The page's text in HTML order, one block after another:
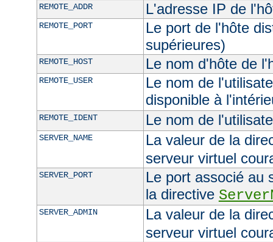
REMOTE_ADDR L'adresse IP de
REMOTE_PORT
Le port de l'hôte
supérieures)
REMOTE_HOST Le nom d'hôte de
REMOTE_USER
Le nom de
disponible à
REMOTE_IDENT Le nom de
SERVER_NAME
La valeur de la
serveur virtuel
SERVER_PORT
Le port associé au
la directive
SERVER_ADMIN
La valeur de la
serveur virtuel